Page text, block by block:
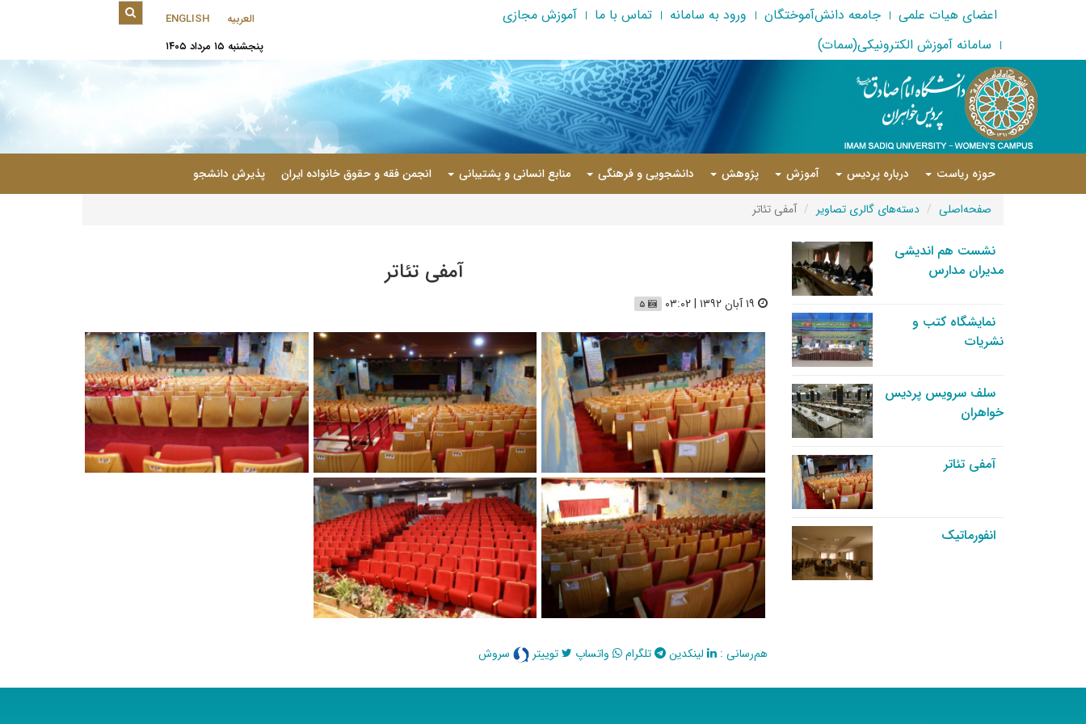
اعضای هیات علمی جامعه دانش‌آموختگان ورود به سامانه تماس با ما
آموزش مجازی
سامانه آموزش الکترونیکی(سمات)
العربیه
ENGLISH
پنجشنبه ۱۵ مرداد ۱۴۰۵
حوزه ریاست درباره پردیس آموزش پژوهش دانشجویی و فرهنگی منابع انسانی و پشتیبانی انجمن فقه و حقوق خانواده ایران پذیرش دانشجو
صفحه‌اصلی دسته‌های گالری تصاویر آمفی تئاتر
آمفی تئاتر
هم‌رسانی : لینکدین تلگرام واتساپ توییتر سروش
نشست هم اندیشی
مدیران مدارس
نمایشگاه کتب و
نشریات
سلف سرویس پردیس
خواهران
آمفی تئاتر
انفورماتیک